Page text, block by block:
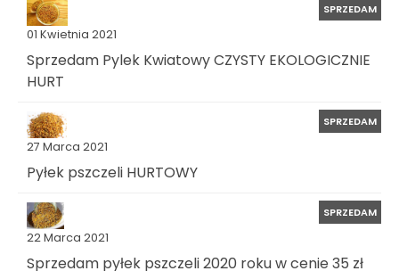
01 Kwietnia 2021
SPRZEDAM
Sprzedam Pylek Kwiatowy CZYSTY EKOLOGICZNIE
HURT
27 Marca 2021
SPRZEDAM
Pyłek pszczeli HURTOWY
22 Marca 2021
SPRZEDAM
Sprzedam pyłek pszczeli 2020 roku w cenie 35 zł